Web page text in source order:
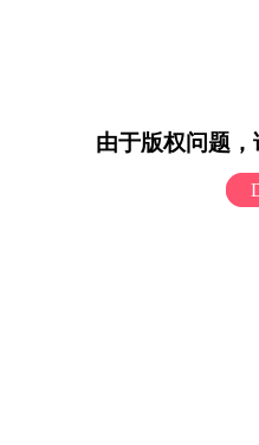
由于版权问题